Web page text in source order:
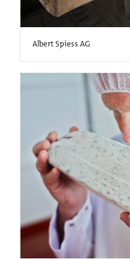
Albert Spiess AG